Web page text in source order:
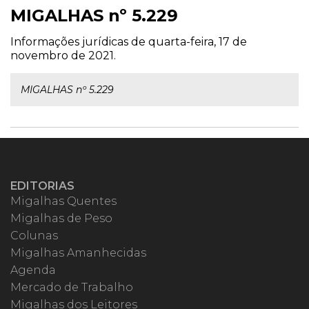
MIGALHAS nº 5.229
Informações jurídicas de quarta-feira, 17 de
novembro de 2021.
MIGALHAS nº 5.229
EDITORIAS
Migalhas Quentes
Migalhas de Peso
Colunas
Migalhas Amanhecidas
Agenda
Mercado de Trabalho
Migalhas dos Leitores